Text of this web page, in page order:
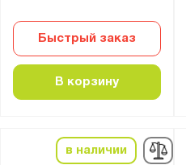
Быстрый заказ
В корзину
в наличии